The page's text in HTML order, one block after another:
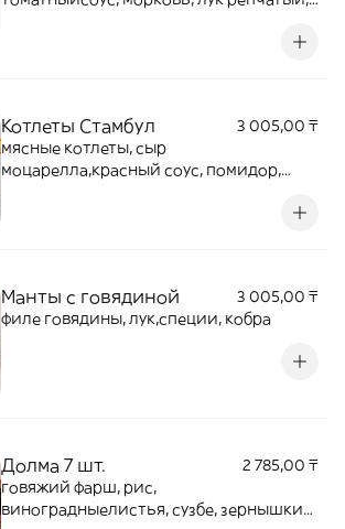
Котлеты Стамбул
3 005,00 ₸
мясные котлеты, сыр
моцарелла,красный соус, помидор,
Манты с говядиной
3 005,00 ₸
филе говядины, лук,специи, кобра
Долма 7 шт.
2 785,00 ₸
говяжий фарш, рис,
виноградныелистья, сузбе, зернышки